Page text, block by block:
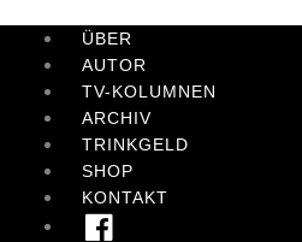
Inhalt
springen
ÜBER
AUTOR
TV-KOLUMNEN
ARCHIV
TRINKGELD
SHOP
KONTAKT